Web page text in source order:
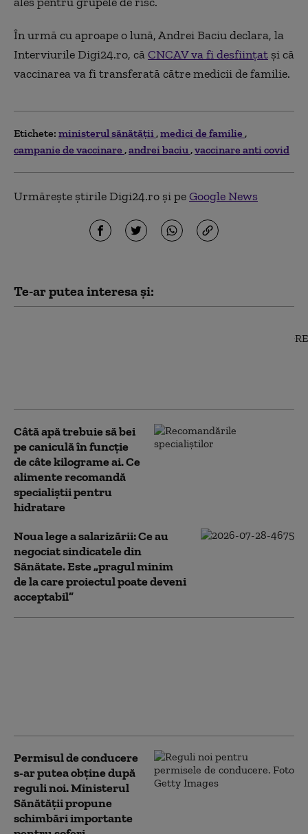
În urmă cu aproape o lună, Andrei Baciu declara, la
Interviurile Digi24.ro, căCNCAV va fi desfiinţat şi că
vaccinarea va fi transferată către medicii de familie.
Etichete: ministerul sănătăţii medici de familie
campanie de vaccinare andrei baciu vaccinare anti covid
Urmărește știrile Digi24.ro și peGoogle News
Te-ar putea interesa și:
Câtă apă trebuie să bei
pe caniculă în funcție
de câte kilograme ai. Ce
alimente recomandă
specialiștii pentru
hidratare
Noua lege a salarizării: Ce au
negociat sindicatele din
Sănătate. Este „pragul minim
de la care proiectul poate deveni
acceptabil”
Permisul de conducere
s-ar putea obține după
reguli noi. Ministerul
Sănătății propune
schimbări importante